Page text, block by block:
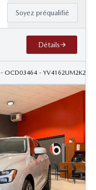
Soyez préqualifié
Détails
- OCD03464 -